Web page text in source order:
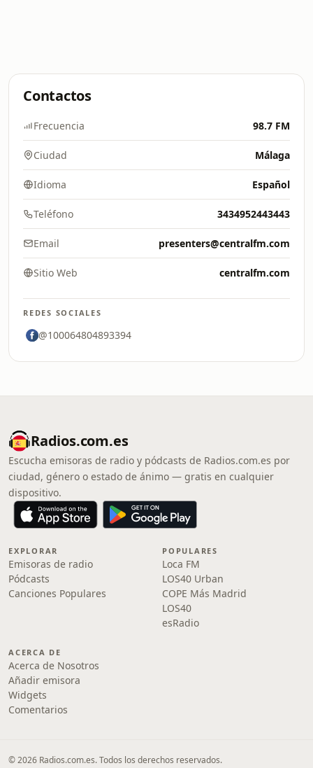
Contactos
Frecuencia 98.7 FM
Ciudad Málaga
Idioma Español
Teléfono 3434952443443
Email presenters@centralfm.com
Sitio Web centralfm.com
REDES SOCIALES
@100064804893394
Radios.com.es
Escucha emisoras de radio y pódcasts de Radios.com.es por
ciudad, género o estado de ánimo — gratis en cualquier
dispositivo.
EXPLORAR
Emisoras de radio
Pódcasts
Canciones Populares
POPULARES
Loca FM
LOS40 Urban
COPE Más Madrid
LOS40
esRadio
ACERCA DE
Acerca de Nosotros
Añadir emisora
Widgets
Comentarios
© 2026 Radios.com.es. Todos los derechos reservados.